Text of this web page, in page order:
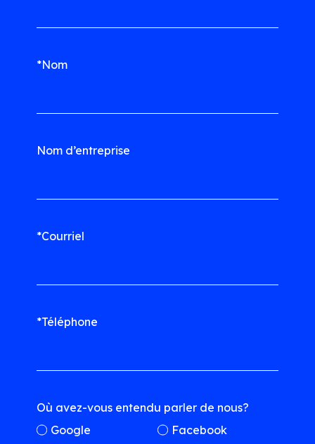
*Nom
Nom d’entreprise
*Courriel
*Téléphone
Où avez-vous entendu parler de nous?
Google
Facebook